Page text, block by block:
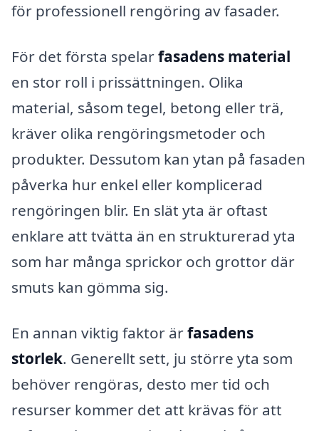
för professionell rengöring av fasader.
För det första spelarfasadens material
en stor roll i prissättningen. Olika
material, såsom tegel, betong eller trä,
kräver olika rengöringsmetoder och
produkter. Dessutom kan ytan på fasaden
påverka hur enkel eller komplicerad
rengöringen blir. En slät yta är oftast
enklare att tvätta än en strukturerad yta
som har många sprickor och grottor där
smuts kan gömma sig.
En annan viktig faktor ärfasadens
storlek. Generellt sett, ju större yta som
behöver rengöras, desto mer tid och
resurser kommer det att krävas för att